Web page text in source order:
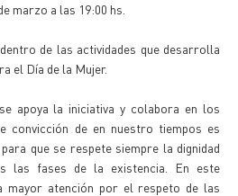
marzo a las 19:00 hs.
de las actividades que desarrolla
el Día de la Mujer.
apoya la iniciativa y colabora en los
convicción de en nuestro tiempos es
que se respete siempre la dignidad
las fases de la existencia. En este
mayor atención por el respeto de las